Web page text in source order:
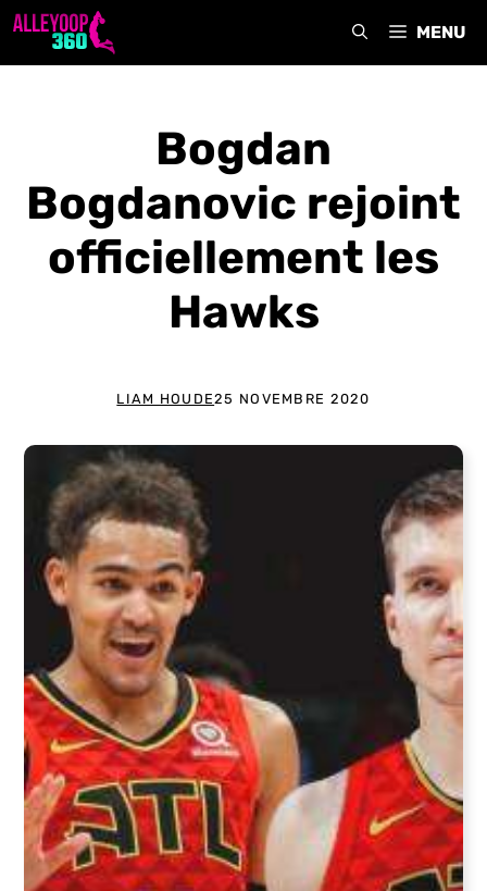
Aller
MENU
Bogdan
Bogdanovic rejoint
officiellement les
Hawks
LIAM HOUDE25 NOVEMBRE 2020